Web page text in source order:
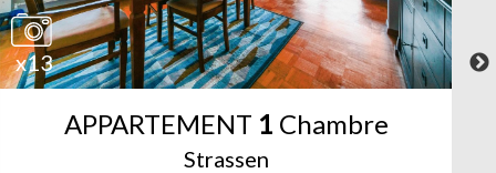
x13
APPARTEMENT 1 Chambre
Strassen